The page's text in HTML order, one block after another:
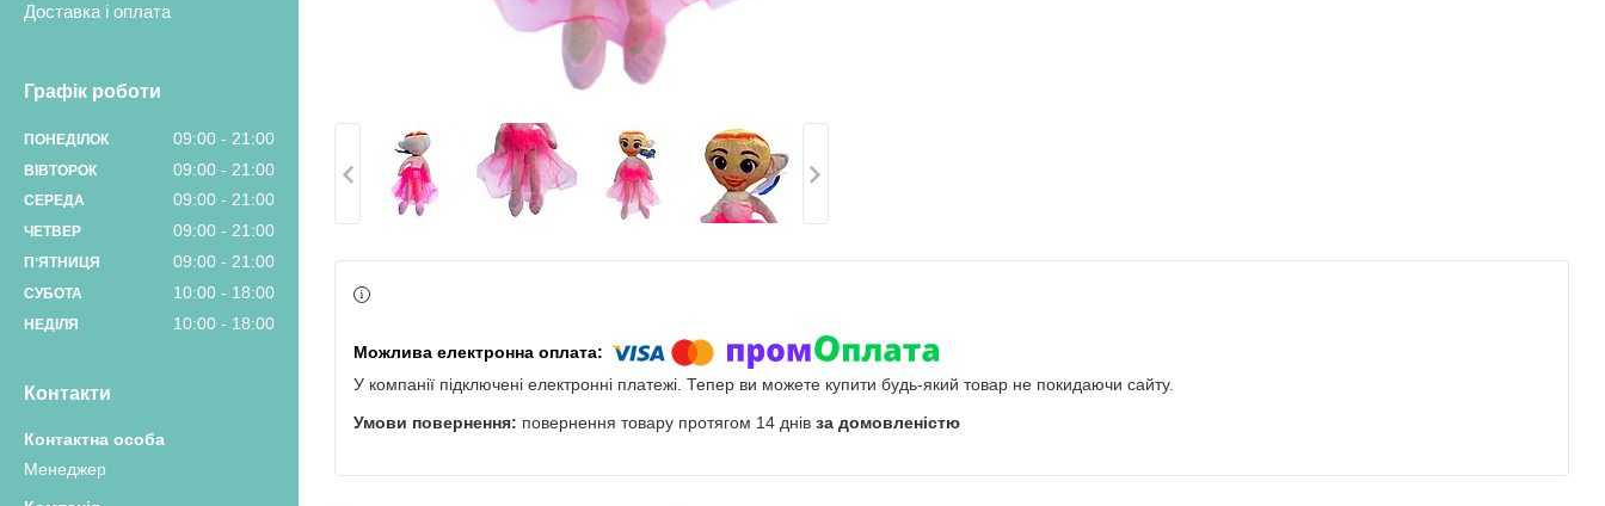
Доставка і оплата
Графік роботи
ПОНЕДІЛОК 09:00 21:00
ВІВТОРОК 09:00 21:00
СЕРЕДА 09:00 21:00
ЧЕТВЕР 09:00 21:00
ПʼЯТНИЦЯ 09:00 21:00
СУБОТА 10:00 18:00
НЕДІЛЯ 10:00 18:00
Контакти
Менеджер
У компанії підключені електронні платежі. Тепер ви можете купити будь-який товар не покидаючи сайту.
повернення товару протягом 14 днів за домовленістю